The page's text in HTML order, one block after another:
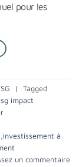
pour les
|
Tagged
impact
,investissement à
un commentaire